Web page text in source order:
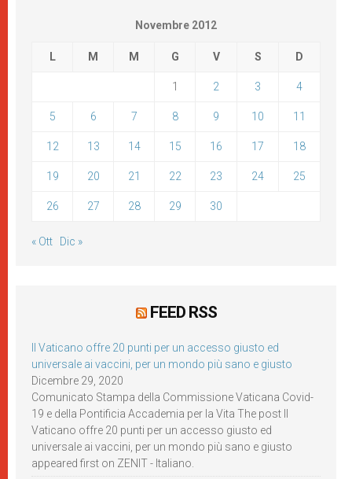
Novembre 2012
L M M G V S D
1 2 3 4
5 6 7 8 9 10 11
12 13 14 15 16 17 18
19 20 21 22 23 24 25
26 27 28 29 30
« Ott Dic »
FEED RSS
Il Vaticano offre 20 punti per un accesso giusto ed
universale ai vaccini, per un mondo più sano e giusto
Dicembre 29, 2020
Comunicato Stampa della Commissione Vaticana Covid-
19 e della Pontificia Accademia per la Vita The post Il
Vaticano offre 20 punti per un accesso giusto ed
universale ai vaccini, per un mondo più sano e giusto
appeared first on ZENIT - Italiano.